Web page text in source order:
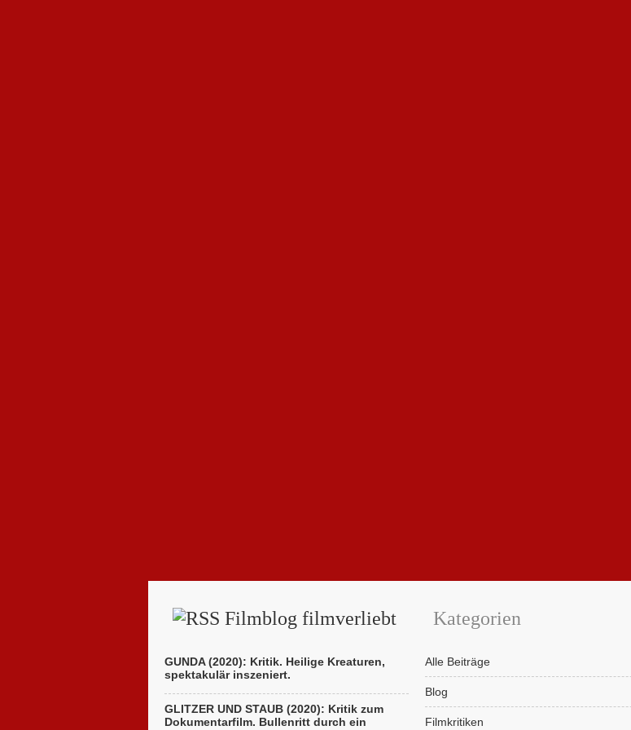
Filmblog filmverliebt
GUNDA (2020): Kritik. Heilige Kreaturen,
spektakulär inszeniert.
GLITZER UND STAUB (2020): Kritik zum
Dokumentarfilm. Bullenritt durch ein
Kategorien
Alle Beiträge
Blog
Filmkritiken